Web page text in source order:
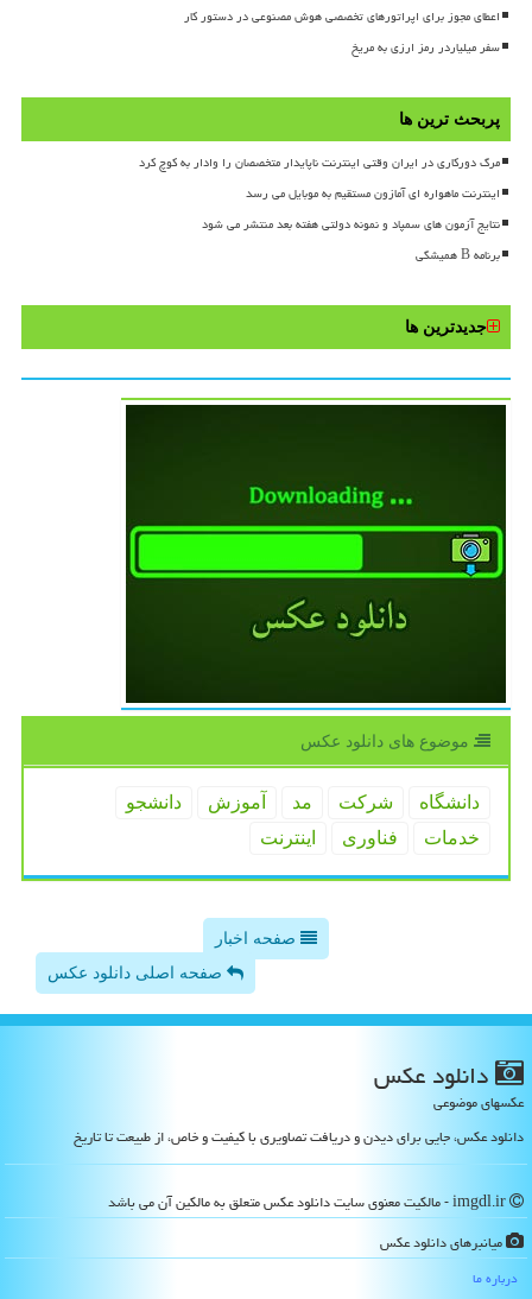
اعطای مجوز برای اپراتورهای تخصصی هوش مصنوعی در دستور کار
سفر میلیاردر رمز ارزی به مریخ
پربحث ترین ها
مرگ دورکاری در ایران وقتی اینترنت ناپایدار متخصصان را وادار به کوچ کرد
اینترنت ماهواره ای آمازون مستقیم به موبایل می رسد
نتایج آزمون های سمپاد و نمونه دولتی هفته بعد منتشر می شود
برنامه B همیشگی
جدیدترین ها
موضوع های دانلود عكس
دانشگاه شركت مد آموزش
دانشجو
خدمات
فناوری اینترنت
صفحه اخبار
صفحه اصلی دانلود عکس
دانلود عكس
عکسهای موضوعی
دانلود عکس، جایی برای دیدن و دریافت تصاویری با کیفیت و خاص، از طبیعت تا تاریخ
میانبرهای دانلود عكس
درباره ما